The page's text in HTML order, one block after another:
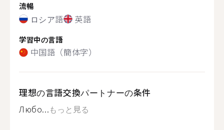
流暢
ロシア語 英語
学習中の言語
中国語（簡体字）
理想の言語交換パートナーの条件
Любо...もっと見る